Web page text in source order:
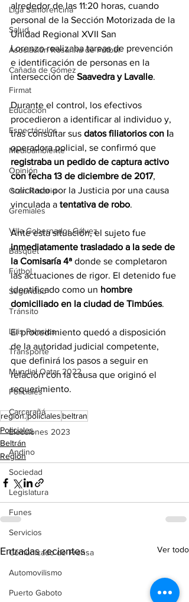
Liga Sanlorencina
Salud
Asociación Rosarina de Fútbol
Cañada de Gómez
Firmat
Educación
Espectáculos
Medioambiente
Opinión
Gran Rosario
Gremiales
Villa Gobernador Gálvez
Básquet
Fútbol
Seguridad
Tránsito
Luis Palacios
Transporte
Mundial Qatar 2022
Policiales
Carcarañá
Elecciones 2023
Andino
Sociedad
Legislatura
Funes
Servicios
Comunicado de Prensa
Automovilismo
Puerto Gaboto
alrededor de las 11:20 horas, cuando
personal de la Sección Motorizada de la
Unidad Regional XVII San
Lorenzo realizaba tareas de prevención
e identificación de personas en la
intersección de Saavedra y Lavalle.
Durante el control, los efectivos
procedieron a identificar al individuo y,
tras consultar sus datos filiatorios con la
operadora policial, se confirmó que
registraba un pedido de captura activo
con fecha 13 de diciembre de 2017,
solicitado por la Justicia por una causa
vinculada a tentativa de robo.
Ante esta situación, el sujeto fue
inmediatamente trasladado a la sede de
la Comisaría 4ª donde se completaron
las actuaciones de rigor. El detenido fue
identificado como un hombre
domiciliado en la ciudad de Timbúes.
El procedimiento quedó a disposición
de la autoridad judicial competente,
que definirá los pasos a seguir en
relación con la causa que originó el
requerimiento.
region.policiales beltran
Policiales
Beltrán
Región
Entradas recientes Ver todo